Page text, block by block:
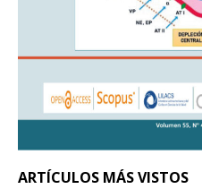
ARTÍCULOS MÁS VISTOS